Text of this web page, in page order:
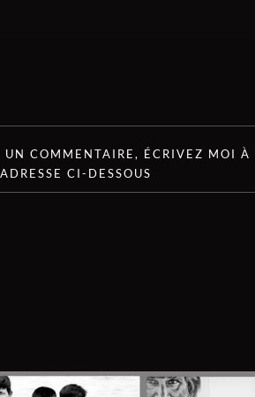
UN COMMENTAIRE, ÉCRIVEZ MOI À
CI-DESSOUS